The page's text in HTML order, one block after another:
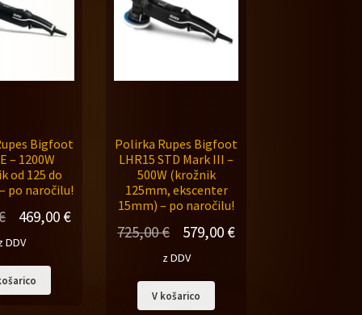
Bigfoot
– 1200W
od 125 do
po naročilu!
Izvirna
cena
je
bila:
469,00 €Trenutna
DDV
Polirka Rupes Bigfoot
LHR15 STD Mark III –
500W (krožnik
125mm, ekscenter
15mm) – po naročilu!
725,00€
Izvirna
cena
je
bila:
579,00 €Trenutna
z DDV
V košarico